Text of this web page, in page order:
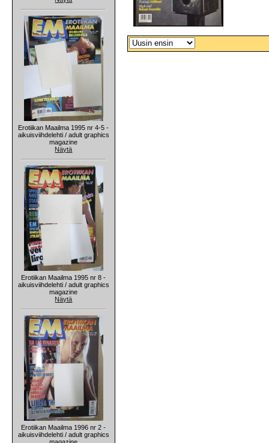
Erotiikan Maailma 1995 nr 4-5 -
aikuisviihdelehti / adult graphics
magazine
Näytä
Erotiikan Maailma 1995 nr 8 -
aikuisviihdelehti / adult graphics
magazine
Näytä
Erotiikan Maailma 1996 nr 2 -
aikuisviihdelehti / adult graphics